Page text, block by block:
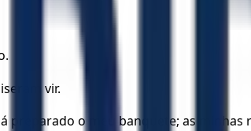
vir.
preparado o meu banquete; as minhas